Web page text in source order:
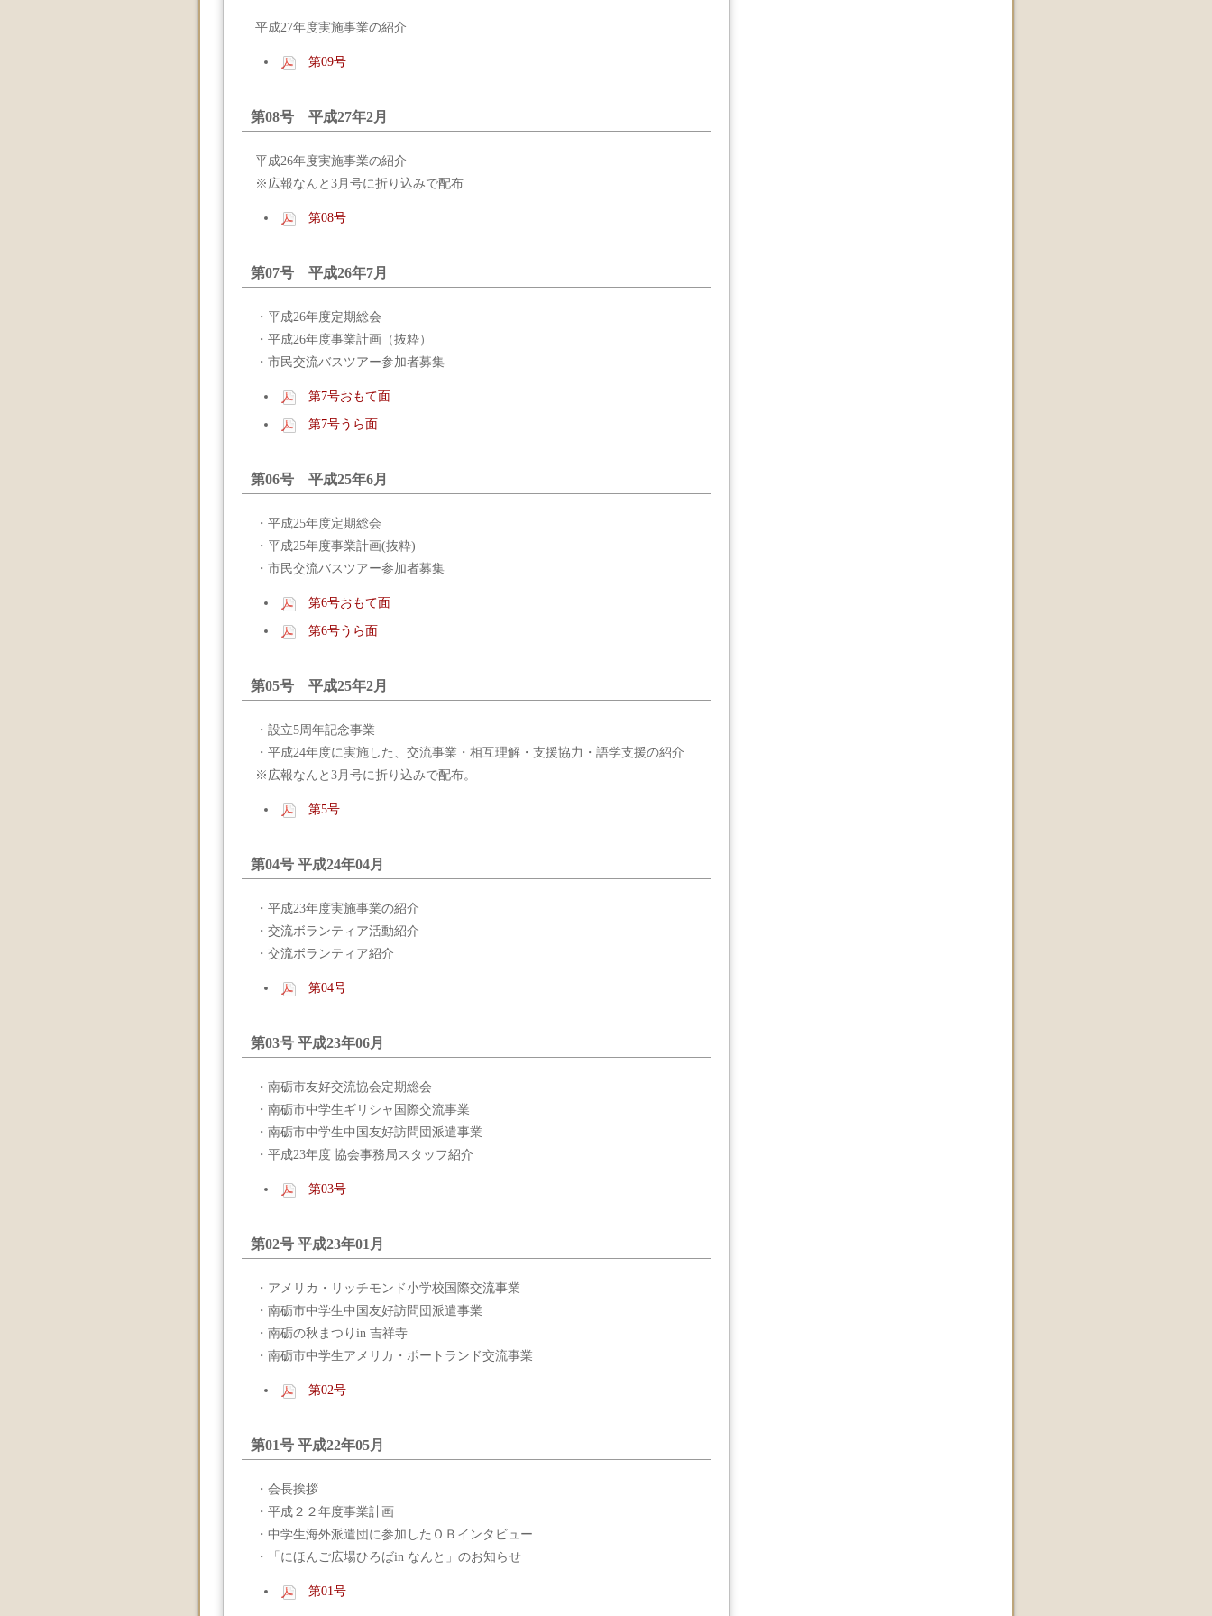
平成27年度実施事業の紹介
第09号
第08号 平成27年2月
平成26年度実施事業の紹介
※広報なんと3月号に折り込みで配布
第08号
第07号 平成26年7月
・平成26年度定期総会
・平成26年度事業計画（抜粋）
・市民交流バスツアー参加者募集
第7号おもて面
第7号うら面
第06号 平成25年6月
・平成25年度定期総会
・平成25年度事業計画(抜粋)
・市民交流バスツアー参加者募集
第6号おもて面
第6号うら面
第05号 平成25年2月
・設立5周年記念事業
・平成24年度に実施した、交流事業・相互理解・支援協力・語学支援の紹介
※広報なんと3月号に折り込みで配布。
第5号
第04号 平成24年04月
・平成23年度実施事業の紹介
・交流ボランティア活動紹介
・交流ボランティア紹介
第04号
第03号 平成23年06月
・南砺市友好交流協会定期総会
・南砺市中学生ギリシャ国際交流事業
・南砺市中学生中国友好訪問団派遣事業
・平成23年度 協会事務局スタッフ紹介
第03号
第02号 平成23年01月
・アメリカ・リッチモンド小学校国際交流事業
・南砺市中学生中国友好訪問団派遣事業
・南砺の秋まつりin 吉祥寺
・南砺市中学生アメリカ・ポートランド交流事業
第02号
第01号 平成22年05月
・会長挨拶
・平成２２年度事業計画
・中学生海外派遣団に参加したＯＢインタビュー
・「にほんご広場ひろばin なんと」のお知らせ
第01号